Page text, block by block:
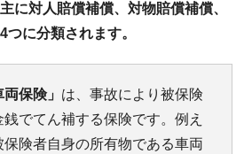
に対人賠償補償、対物賠償補償、
つに分類されます。
保険」 は、事故により被保険
でてん補する保険です。例え
険者自身の所有物である車両